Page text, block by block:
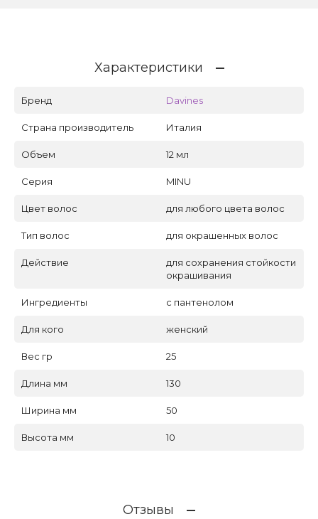
Характеристики
Бренд Davines
Страна производитель Италия
Объем 12 мл
Серия MINU
Цвет волос для любого цвета волос
Тип волос для окрашенных волос
Действие
для сохранения стойкости
окрашивания
Ингредиенты с пантенолом
Для кого женский
Вес гр 25
Длина мм 130
Ширина мм 50
Высота мм 10
Отзывы